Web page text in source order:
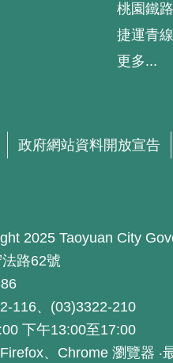
桃園鐵
捷運青線
更多...
政府網站資料開放宣告
2025 Taoyuan City
路62號
116、(03)3322-210
下午13:00至17:00
、Chrome 瀏覽器 ‧